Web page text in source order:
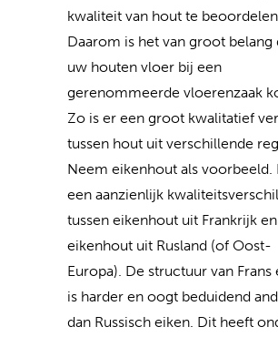
kwaliteit van hout te beoordelen.
Daarom is het van groot belang
uw houten vloer bij een
gerenommeerde vloerenzaak
Zo is er een groot kwalitatief
tussen hout uit verschillende
Neem eikenhout als voorbeeld.
een aanzienlijk kwaliteitsverschil
tussen eikenhout uit Frankrijk en
eikenhout uit Rusland (of Oost-
Europa). De structuur van Frans
is harder en oogt beduidend
dan Russisch eiken. Dit heeft